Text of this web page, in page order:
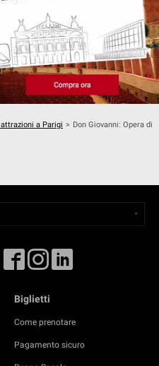
a Parigi > Don Giovanni: Opera di
Biglietti
Come prenotare
Pagamento sicuro